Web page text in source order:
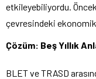
etkileyebiliyordu.
çevresindeki
Çözüm: Beş Yıllık
BLET ve TRASD